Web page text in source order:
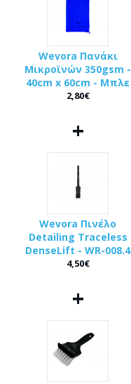
Wevora Πανάκι
Μικροϊνών 350gsm -
40cm x 60cm - Μπλε
2,80€
+
Wevora Πινέλo
Detailing Traceless
DenseLift - WR-008.4
4,50€
+